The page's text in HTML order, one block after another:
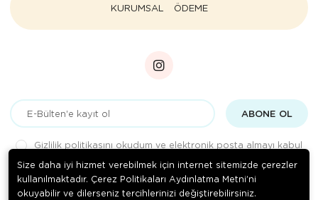
Ortopedi Ürünleri
Sarf Malzemeleri
Yara Bakım Ürünleri
KURUMSAL ÖDEME
ABONE OL
Gizlilik politikasını okudum ve elektronik posta almayı kabul
Size daha iyi hizmet verebilmek için internet sitemizde çerezler
kullanılmaktadır. Çerez Politikaları Aydınlatma Metni’ni
okuyabilir ve dilerseniz tercihlerinizi değiştirebilirsiniz.